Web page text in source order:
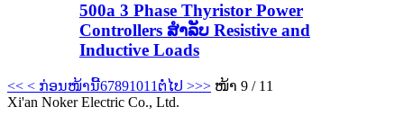
500a 3 Phase Thyristor Power
Controllers ສໍາລັບ Resistive and
Inductive Loads
<< < ກ່ອນໜ້ານີ້67891011 ຕໍ່ໄປ >>> ໜ້າ 9 / 11
Xi'an Noker Electric Co., Ltd.